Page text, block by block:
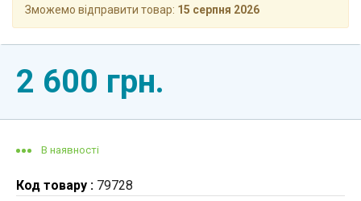
Зможемо відправити товар: 15 серпня 2026
2 600 грн.
В наявності
Код товару : 79728